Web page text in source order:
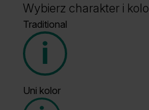
Wybierz charakter i
Traditional
Grupa cenowa (1)
Uni kolor